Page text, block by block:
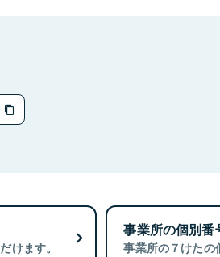
けます。
事業所の個別番
事業所の７けたの